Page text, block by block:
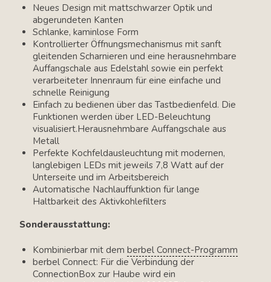
Neues Design mit mattschwarzer Optik und
abgerundeten Kanten
Schlanke, kaminlose Form
Kontrollierter Öffnungsmechanismus mit sanft
gleitenden Scharnieren und eine herausnehmbare
Auffangschale aus Edelstahl sowie ein perfekt
verarbeiteter Innenraum für eine einfache und
schnelle Reinigung
Einfach zu bedienen über das Tastbedienfeld. Die
Funktionen werden über LED-Beleuchtung
visualisiert.Herausnehmbare Auffangschale aus
Metall
Perfekte Kochfeldausleuchtung mit modernen,
langlebigen LEDs mit jeweils 7,8 Watt auf der
Unterseite und im Arbeitsbereich
Automatische Nachlauffunktion für lange
Haltbarkeit des Aktivkohlefilters
Sonderausstattung:
Kombinierbar mit dem berbel Connect-Programm
berbel Connect: Für die Verbindung der
ConnectionBox zur Haube wird ein